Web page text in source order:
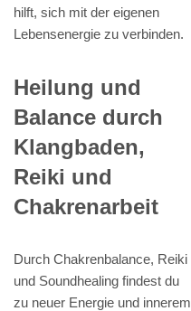
hilft, sich mit der eigenen
Lebensenergie zu verbinden.
Heilung und
Balance durch
Klangbaden,
Reiki und
Chakrenarbeit
Durch Chakrenbalance, Reiki
und Soundhealing findest du
zu neuer Energie und innerem